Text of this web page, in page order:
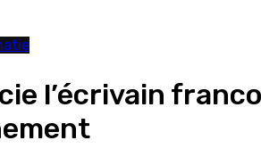
l’écrivain